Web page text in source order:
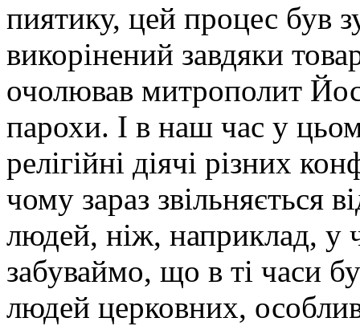
пиятику, цей процес був
викорінений завдяки
очолював митрополит
парохи. І в наш час у
релігійні діячі різних
чому зараз звільняється
людей, ніж, наприклад, у
забуваймо, що в ті часи
людей церковних,